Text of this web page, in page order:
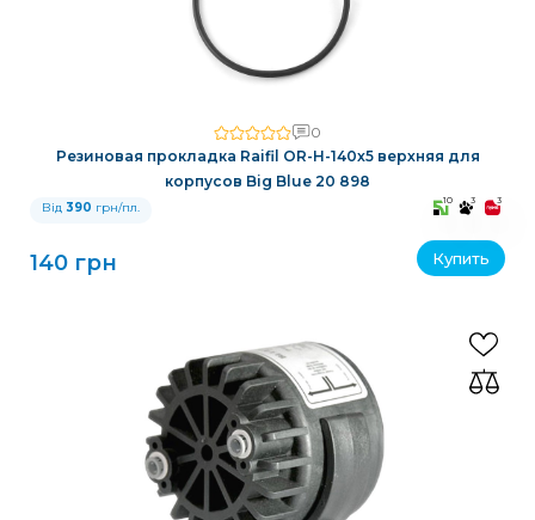
0
Резиновая прокладка Raifil OR-H-140x5 верхняя для
корпусов Big Blue 20 898
Від 390 грн/пл. 10 3 3
140 грн Купить